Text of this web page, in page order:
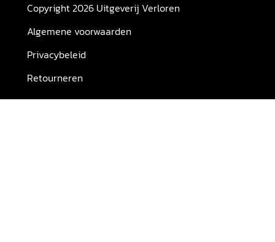
Copyright 2026 Uitgeverij Verloren
Algemene voorwaarden
Privacybeleid
Retourneren